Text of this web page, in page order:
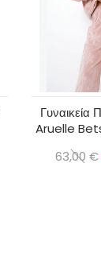
Γυναικεία
Aruelle
63,00 €